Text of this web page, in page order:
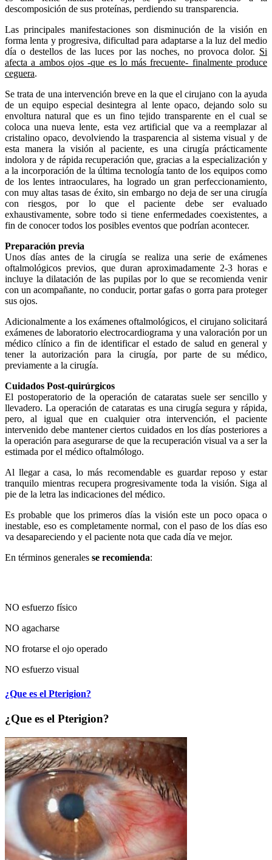
descomposición de sus proteínas, perdiendo su transparencia.
Las principales manifestaciones son disminución de la visión en
forma lenta y progresiva, dificultad para adaptarse a la luz del medio
día o destellos de las luces por las noches, no provoca dolor. Si
afecta a ambos ojos -que es lo más frecuente- finalmente produce
ceguera.
Se trata de una intervención breve en la que el cirujano con la ayuda
de un equipo especial desintegra al lente opaco, dejando solo su
envoltura natural que es un fino tejido transparente en el cual se
coloca una nueva lente, esta vez artificial que va a reemplazar al
cristalino opaco, devolviendo la trasparencia al sistema visual y de
esta manera la visión al paciente, es una cirugía prácticamente
indolora y de rápida recuperación que, gracias a la especialización y
a la incorporación de la última tecnología tanto de los equipos como
de los lentes intraoculares, ha logrado un gran perfeccionamiento,
con muy altas tasas de éxito, sin embargo no deja de ser una cirugía
con riesgos, por lo que el paciente debe ser evaluado
exhaustivamente, sobre todo si tiene enfermedades coexistentes, a
fin de conocer todos los posibles eventos que podrían acontecer.
Preparación previa
Unos días antes de la cirugía se realiza una serie de exámenes
oftalmológicos previos, que duran aproximadamente 2-3 horas e
incluye la dilatación de las pupilas por lo que se recomienda venir
con un acompañante, no conducir, portar gafas o gorra para proteger
sus ojos.
Adicionalmente a los exámenes oftalmológicos, el cirujano solicitará
exámenes de laboratorio electrocardiograma y una valoración por un
médico clínico a fin de identificar el estado de salud en general y
tener la autorización para la cirugía, por parte de su médico,
previamente a la cirugía.
Cuidados Post-quirúrgicos
El postoperatorio de la operación de cataratas suele ser sencillo y
llevadero. La operación de cataratas es una cirugía segura y rápida,
pero, al igual que en cualquier otra intervención, el paciente
intervenido debe mantener ciertos cuidados en los días posteriores a
la operación para asegurarse de que la recuperación visual va a ser la
estimada por el médico oftalmólogo.
Al llegar a casa, lo más recomendable es guardar reposo y estar
tranquilo mientras recupera progresivamente toda la visión. Siga al
pie de la letra las indicaciones del médico.
Es probable que los primeros días la visión este un poco opaca o
inestable, eso es completamente normal, con el paso de los días eso
va desapareciendo y el paciente nota que cada día ve mejor.
En términos generales se recomienda:
NO esfuerzo físico
NO agacharse
NO frotarse el ojo operado
NO esfuerzo visual
¿Que es el Pterigion?
¿Que es el Pterigion?